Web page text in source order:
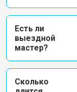
Есть ли
выездной
мастер?
Сколько